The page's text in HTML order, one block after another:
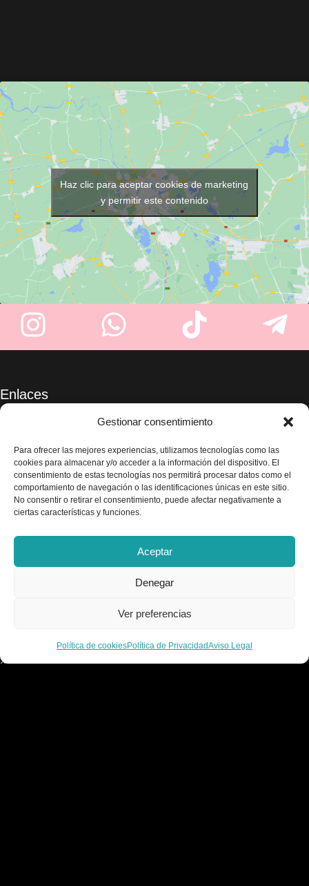
Gestionar consentimiento
Para ofrecer las mejores experiencias, utilizamos tecnologías como las
cookies para almacenar y/o acceder a la información del dispositivo. El
consentimiento de estas tecnologías nos permitirá procesar datos como el
comportamiento de navegación o las identificaciones únicas en este sitio.
No consentir o retirar el consentimiento, puede afectar negativamente a
ciertas características y funciones.
Aceptar
Denegar
Ver preferencias
Política de cookiesPolítica de PrivacidadAviso Legal
Haz clic para aceptar cookies de marketing
y permitir este contenido
Enlaces
Blog
Contacte con nosotros
Legal
Aviso legal
Términos y condiciones
Accesibilidad
968 521 048 / 617 498 222